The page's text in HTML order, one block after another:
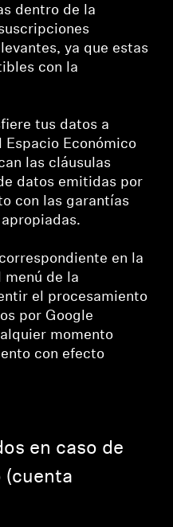
dentro de la
ya que estas
con la
tus datos a
Económico
las cláusulas
datos emitidas por
con las garantías
en la
menú de la
el procesamiento
por Google
momento
con efecto
en caso de
(cuenta